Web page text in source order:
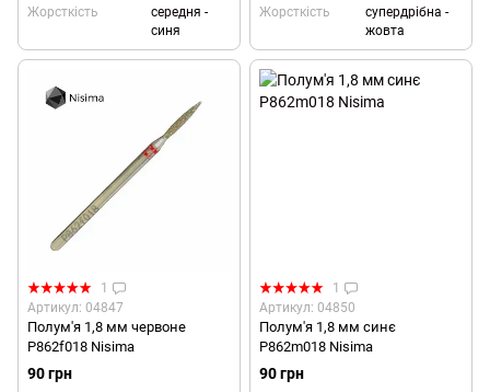
Жорсткість
середня -
синя
Жорсткість
супердрібна -
жовта
1
Артикул: 04847
Полум'я 1,8 мм червоне
P862f018 Nisima
90 грн
1
Артикул: 04850
Полум'я 1,8 мм синє
P862m018 Nisima
90 грн